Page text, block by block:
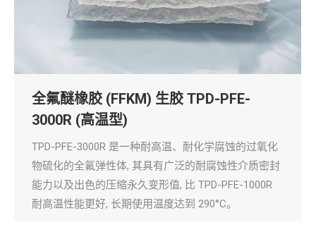
全氟醚橡胶 (FFKM) 生胶 TPD-PFE-
3000R (高温型)
TPD-PFE-3000R 是一种耐高温、耐化学腐蚀的过氧化
物硫化的全氟弹性体, 其具有广泛的耐腐蚀性介质密封
能力以及出色的压缩永久变形值, 比 TPD-PFE-1000R
耐高温性能更好, 长期使用温度达到 290°C。